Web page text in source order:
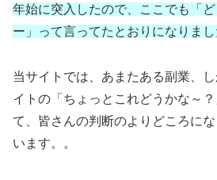
年始に突入したので、ここでも「
ー」って言ってたとおりになりまし
当サイトでは、あまたある副業、
イトの「ちょっとこれどうかな～
て、皆さんの判断のよりどころに
います。。